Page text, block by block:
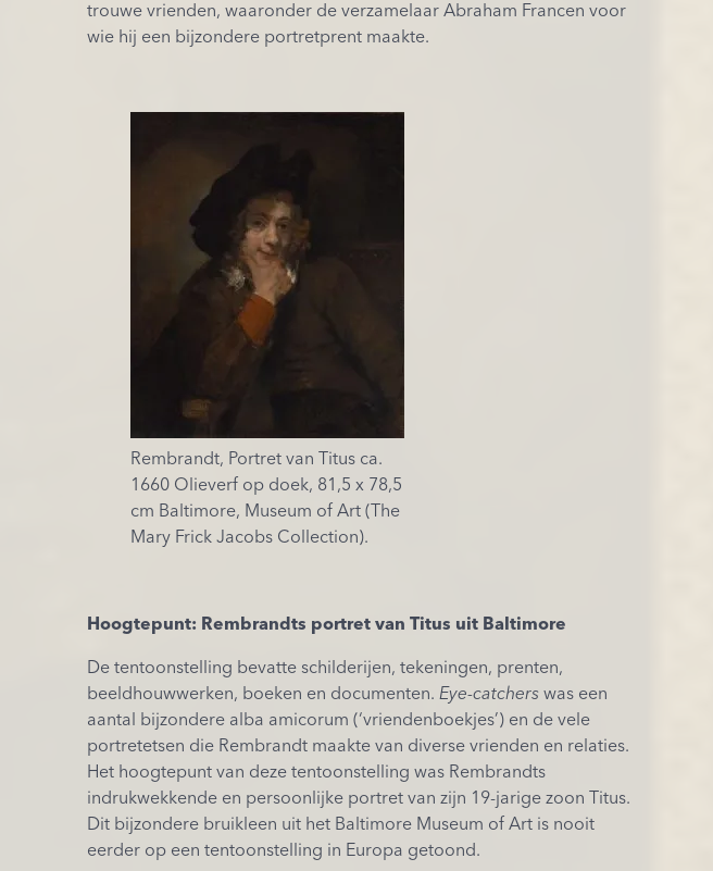
trouwe vrienden, waaronder de verzamelaar Abraham Francen voor
wie hij een bijzondere portretprent maakte.
Rembrandt, Portret van Titus ca.
1660 Olieverf op doek, 81,5 x 78,5
cm Baltimore, Museum of Art (The
Mary Frick Jacobs Collection).
Hoogtepunt: Rembrandts portret van Titus uit Baltimore
De tentoonstelling bevatte schilderijen, tekeningen, prenten,
beeldhouwwerken, boeken en documenten. Eye-catchers was een
aantal bijzondere alba amicorum (‘vriendenboekjes’) en de vele
portretetsen die Rembrandt maakte van diverse vrienden en relaties.
Het hoogtepunt van deze tentoonstelling was Rembrandts
indrukwekkende en persoonlijke portret van zijn 19-jarige zoon Titus.
Dit bijzondere bruikleen uit het Baltimore Museum of Art is nooit
eerder op een tentoonstelling in Europa getoond.